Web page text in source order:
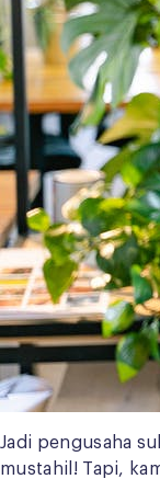
Jadi pengusaha
mustahil! Tapi,